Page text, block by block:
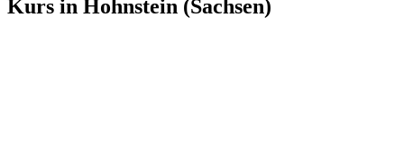
Kurs in Hohnstein (Sachsen)